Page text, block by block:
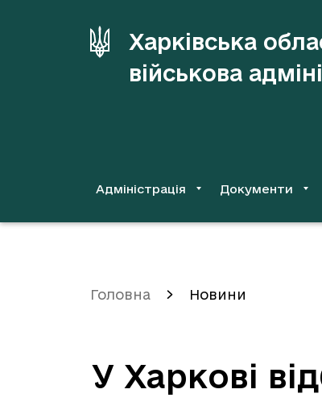
Харківська
військова
Адміністрація Документи
Головна Новини
У Харкові